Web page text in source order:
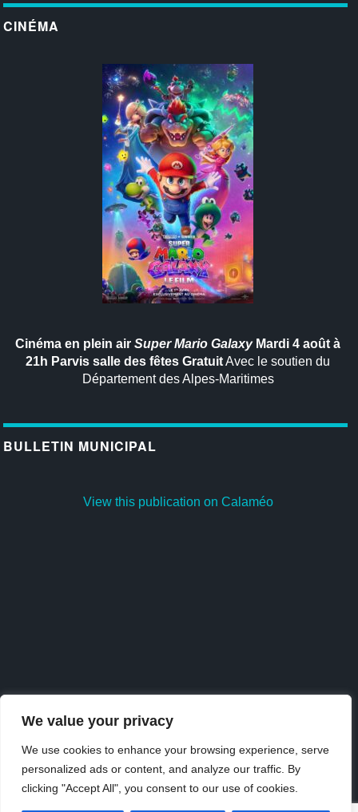
We value your privacy
We use cookies to enhance your browsing experience, serve
personalized ads or content, and analyze our traffic. By
clicking "Accept All", you consent to our use of cookies.
CINÉMA
Cinéma en plein air Super Mario GalaxyMardi 4 août à
21h Parvis salle des fêtes GratuitAvec le soutien du
Département des Alpes-Maritimes
BULLETIN MUNICIPAL
View this publication on Calaméo
Publish atCalaméoor browsethe library.